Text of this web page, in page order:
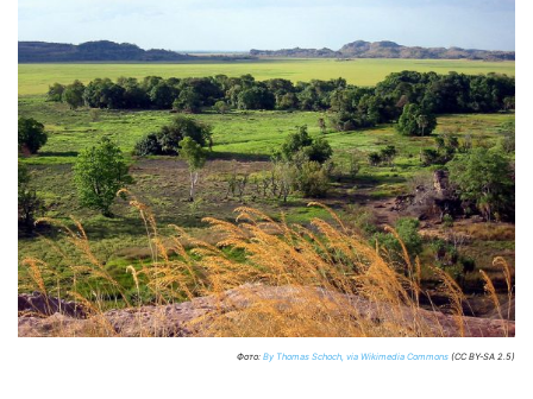
Фото: By Thomas Schoch, via Wikimedia Commons (CC BY-SA 2.5)